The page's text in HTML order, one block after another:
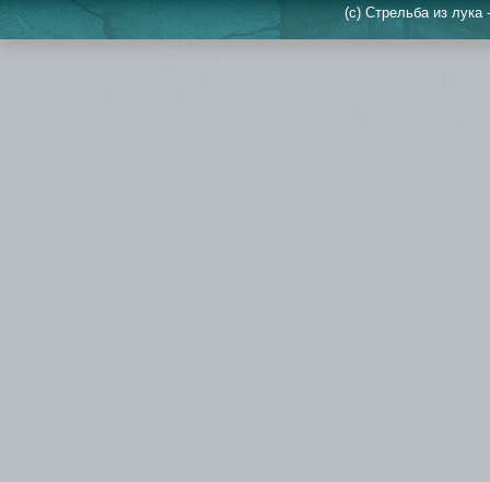
(c) Стрельба из лука